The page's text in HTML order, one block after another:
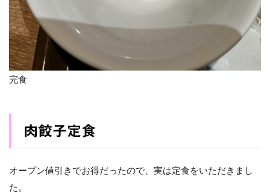
完食
肉餃子定食
オープン値引きでお得だったので、実は定食をいただきまし
た。